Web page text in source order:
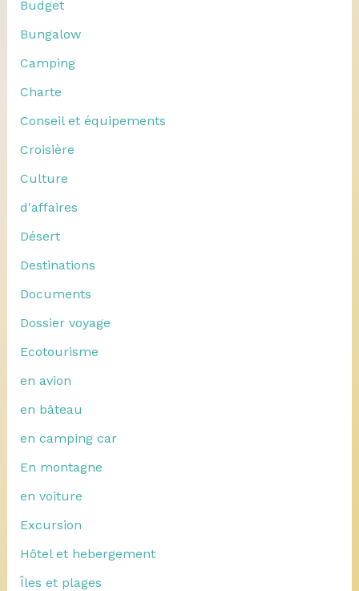
Budget
Bungalow
Camping
Charte
Conseil et équipements
Croisière
Culture
d'affaires
Désert
Destinations
Documents
Dossier voyage
Ecotourisme
en avion
en bâteau
en camping car
En montagne
en voiture
Excursion
Hôtel et hebergement
Îles et plages